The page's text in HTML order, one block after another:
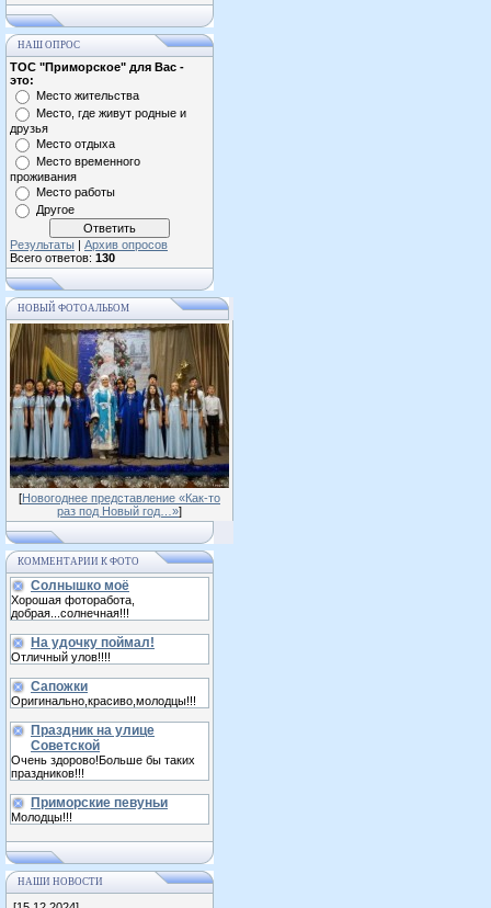
НАШ ОПРОС
ТОС "Приморское" для Вас -
это:
Место жительства
Место, где живут родные и
друзья
Место отдыха
Место временного
проживания
Место работы
Другое
Результаты | Архив опросов
Всего ответов: 130
НОВЫЙ ФОТОАЛЬБОМ
[Новогоднее представление «Как-то
раз под Новый год…»]
КОММЕНТАРИИ К ФОТО
Солнышко моё
Хорошая фоторабота,
добрая...солнечная!!!
На удочку поймал!
Отличный улов!!!!
Сапожки
Оригинально,красиво,молодцы!!!
Праздник на улице
Советской
Очень здорово!Больше бы таких
праздников!!!
Приморские певуньи
Молодцы!!!
НАШИ НОВОСТИ